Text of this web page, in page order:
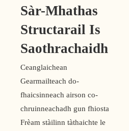
Sàr-Mhathas
Structarail Is
Saothrachaidh
Ceanglaichean
Gearmailteach do-
fhaicsinneach airson co-
chruinneachadh gun fhiosta
Frèam stàilinn tàthaichte le